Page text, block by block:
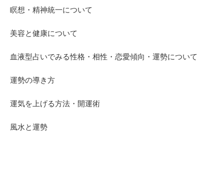
瞑想・精神統一について
美容と健康について
血液型占いでみる性格・相性・恋愛傾向・運勢について
運勢の導き方
運気を上げる方法・開運術
風水と運勢